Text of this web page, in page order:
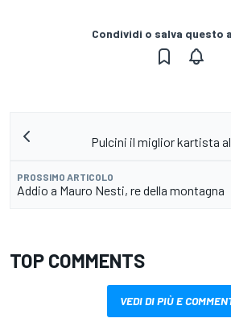
Condividi o salva questo
Pulcini il miglior kartista
PROSSIMO ARTICOLO
Addio a Mauro Nesti, re della montagna
TOP COMMENTS
VEDI DI PIÙ E